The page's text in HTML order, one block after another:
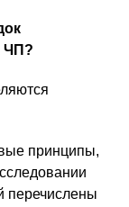
ЧП?
принципы,
перечислены